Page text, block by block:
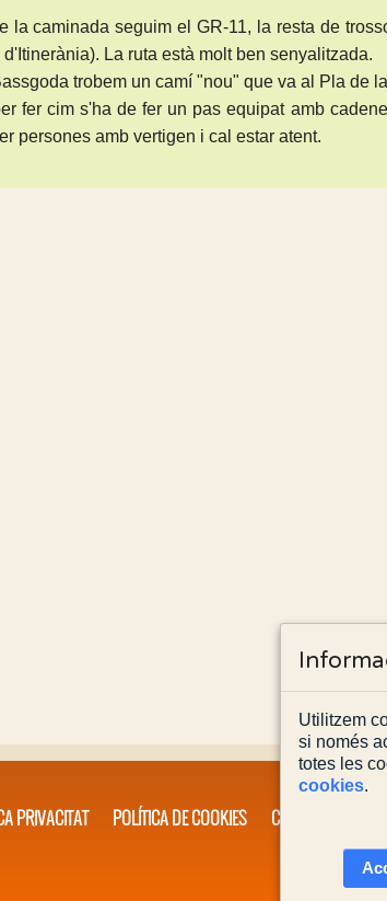
la caminada seguim el GR-11, la resta de
La ruta està molt ben senyalitzada.
trobem un camí "nou" que va al Pla de
fer cim s'ha de fer un pas equipat amb
persones amb vertigen i cal estar atent.
PRIVACITAT POLÍTICA DE COOKIES CONTACTA'NS
Utilitzem
si només
totes les
cookies.